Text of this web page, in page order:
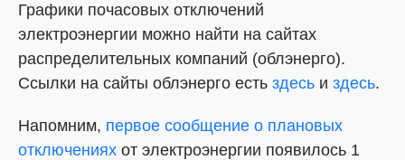
Графики почасовых отключений
электроэнергии можно найти на сайтах
распределительных компаний (облэнерго).
Ссылки на сайты облэнерго есть здесь и здесь.
Напомним, первое сообщение о плановых
отключениях от электроэнергии появилось 1